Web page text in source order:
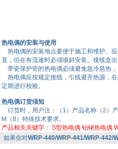
热电偶的安装与使用
热电偶的安装地点要便于施工和维护。
直，但在有流速时必须顷斜安装。接线盒
带瓷保护管的热电偶必须避免急冷急热
热电偶应按规定接线，引线避开热源，
定期进行校验。
热电偶订货须知
订货时，用户注：（1）产品名称（2）
M（8）特殊技术要求。
产品相关关键字： S型热电偶 铂铑热电偶
如果你对WRP-440/WRP-441/WRP-442/